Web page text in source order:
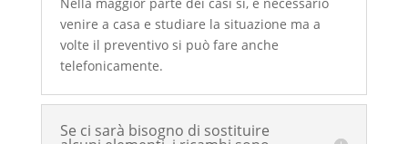
venire a casa e studiare la situazione ma a
volte il preventivo si può fare anche
telefonicamente.
Se ci sarà bisogno di sostituire